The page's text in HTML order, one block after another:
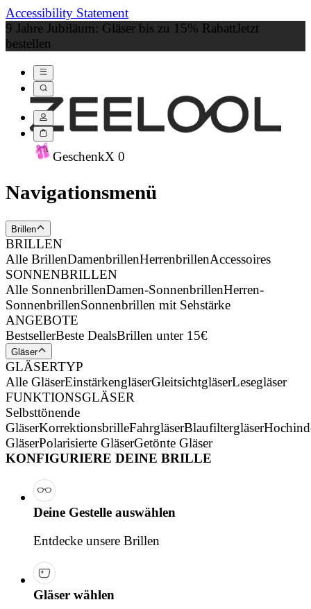
Accessibility Statement
9 Jahre Jubiläum: Gläser bis zu 15% RabattJetzt
bestellen
GeschenkX 0
Navigationsmenü
Brillen
BRILLEN
Alle BrillenDamenbrillenHerrenbrillenAccessoires
SONNENBRILLEN
Alle SonnenbrillenDamen-SonnenbrillenHerren-
SonnenbrillenSonnenbrillen mit Sehstärke
ANGEBOTE
BestsellerBeste DealsBrillen unter 15€
Gläser
GLÄSERTYP
Alle GläserEinstärkengläserGleitsichtgläserLesegläser
FUNKTIONSGLÄSER
Selbsttönende
GläserKorrektionsbrilleFahrgläserBlaufiltergläser
GläserPolarisierte GläserGetönte Gläser
KONFIGURIERE DEINE BRILLE
Deine Gestelle auswählen
Entdecke unsere Brillen
Gläser wählen